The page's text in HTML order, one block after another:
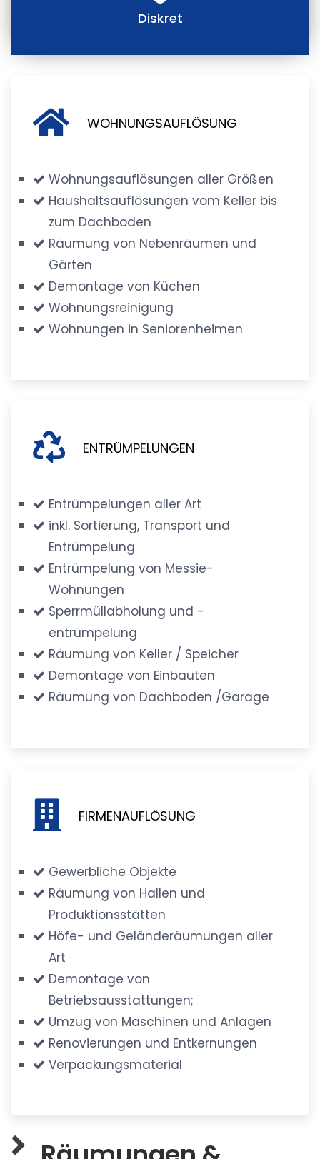
Diskret
WOHNUNGSAUFLÖSUNG
Wohnungsauflösungen aller Größen
Haushaltsauflösungen vom Keller bis
zum Dachboden
Räumung von Nebenräumen und
Gärten
Demontage von Küchen
Wohnungsreinigung
Wohnungen in Seniorenheimen
ENTRÜMPELUNGEN
Entrümpelungen aller Art
inkl. Sortierung, Transport und
Entrümpelung
Entrümpelung von Messie-
Wohnungen
Sperrmüllabholung und -
entrümpelung
Räumung von Keller / Speicher
Demontage von Einbauten
Räumung von Dachboden /Garage
FIRMENAUFLÖSUNG
Gewerbliche Objekte
Räumung von Hallen und
Produktionsstätten
Höfe- und Geländeräumungen aller
Art
Demontage von
Betriebsausstattungen;
Umzug von Maschinen und Anlagen
Renovierungen und Entkernungen
Verpackungsmaterial